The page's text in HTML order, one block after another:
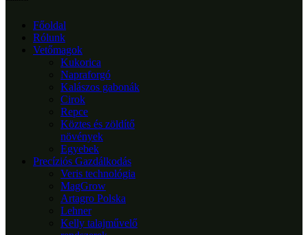
Főoldal
Rólunk
Vetőmagok
Kukorica
Napraforgó
Kalászos gabonák
Cirok
Repce
Köztes és zöldítő
növények
Egyebek
Precíziós Gazdálkodás
Veris technológia
MagGrow
Artagro Polska
Lehner
Kelly talajművelő